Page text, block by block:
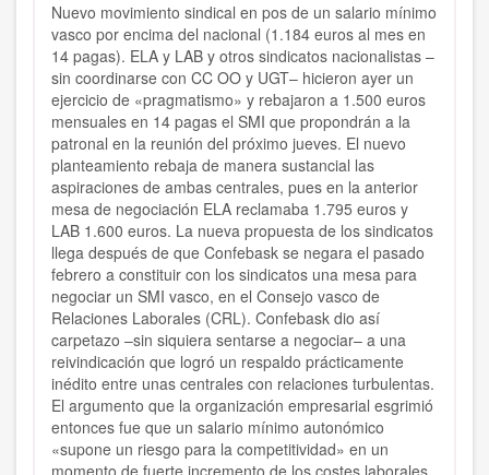
Nuevo movimiento sindical en pos de un salario mínimo
vasco por encima del nacional (1.184 euros al mes en
14 pagas). ELA y LAB y otros sindicatos nacionalistas –
sin coordinarse con CC OO y UGT– hicieron ayer un
ejercicio de «pragmatismo» y rebajaron a 1.500 euros
mensuales en 14 pagas el SMI que propondrán a la
patronal en la reunión del próximo jueves. El nuevo
planteamiento rebaja de manera sustancial las
aspiraciones de ambas centrales, pues en la anterior
mesa de negociación ELA reclamaba 1.795 euros y
LAB 1.600 euros. La nueva propuesta de los sindicatos
llega después de que Confebask se negara el pasado
febrero a constituir con los sindicatos una mesa para
negociar un SMI vasco, en el Consejo vasco de
Relaciones Laborales (CRL). Confebask dio así
carpetazo –sin siquiera sentarse a negociar– a una
reivindicación que logró un respaldo prácticamente
inédito entre unas centrales con relaciones turbulentas.
El argumento que la organización empresarial esgrimió
entonces fue que un salario mínimo autonómico
«supone un riesgo para la competitividad» en un